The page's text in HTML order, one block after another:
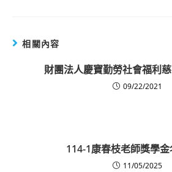
相關內容
財團法人慶寶勤勞社會福利
09/22/2021
114-1康春枝老師獎學
11/05/2025